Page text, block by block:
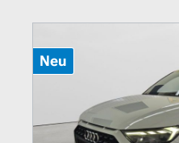
Neu